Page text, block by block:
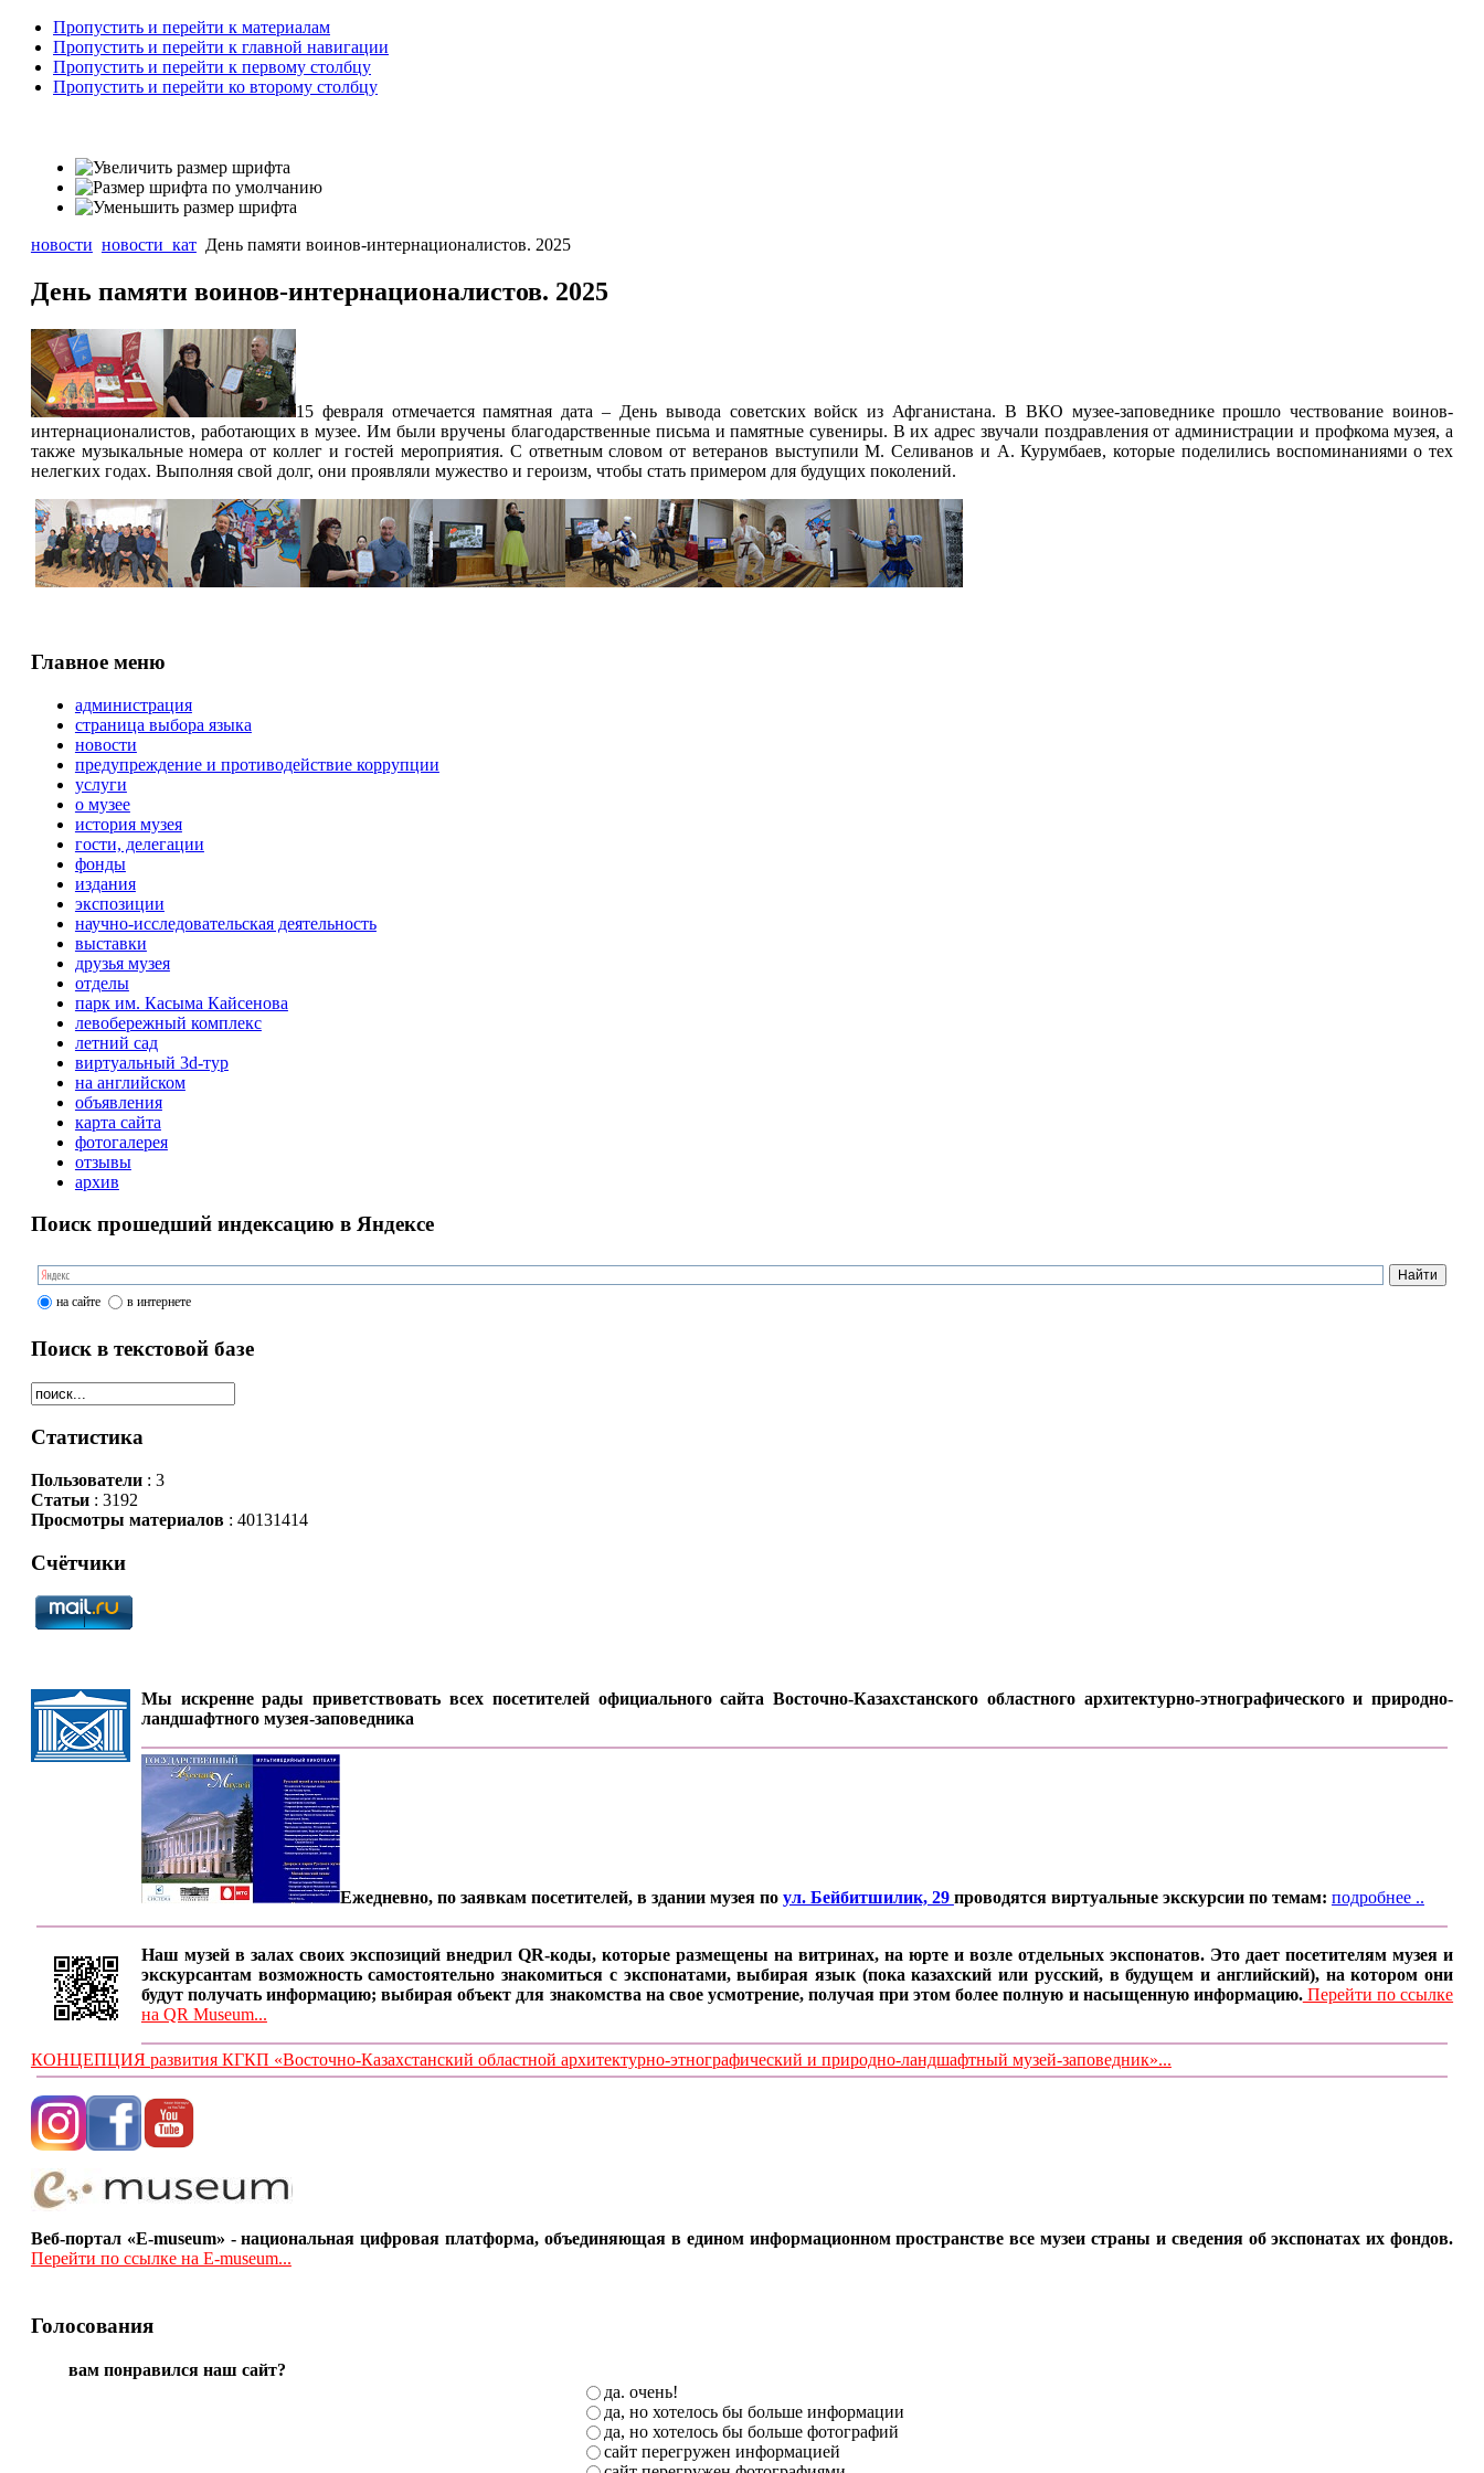
Пропустить и перейти к материалам
Пропустить и перейти к главной навигации
Пропустить и перейти к первому столбцу
Пропустить и перейти ко второму столбцу
новости новости_кат День памяти воинов-интернационалистов. 2025
День памяти воинов-интернационалистов. 2025
15 февраля отмечается памятная дата – День вывода советских войск из Афганистана. В ВКО музее-заповеднике прошло чествование воинов-
интернационалистов, работающих в музее. Им были вручены благодарственные письма и памятные сувениры. В их адрес звучали поздравления от администрации и профкома музея, а
также музыкальные номера от коллег и гостей мероприятия. С ответным словом от ветеранов выступили М. Селиванов и А. Курумбаев, которые поделились воспоминаниями о тех
нелегких годах. Выполняя свой долг, они проявляли мужество и героизм, чтобы стать примером для будущих поколений.
Главное меню
администрация
страница выбора языка
новости
предупреждение и противодействие коррупции
услуги
о музее
история музея
гости, делегации
фонды
издания
экспозиции
научно-исследовательская деятельность
выставки
друзья музея
отделы
парк им. Касыма Кайсенова
левобережный комплекс
летний сад
виртуальный 3d-тур
на английском
объявления
карта сайта
фотогалерея
отзывы
архив
Поиск прошедший индексацию в Яндексе
на сайте в интернете
Поиск в текстовой базе
Статистика
Пользователи: 3
Статьи: 3192
Просмотры материалов: 40131414
Счётчики
Мы искренне рады приветствовать всех посетителей официального сайта Восточно-Казахстанского областного архитектурно-этнографического и природно-
ландшафтного музея-заповедника
Ежедневно, по заявкам посетителей, в здании музея по ул. Бейбитшилик, 29 проводятся виртуальные экскурсии по темам: подробнее ..
Наш музей в залах своих экспозиций внедрил QR-коды, которые размещены на витринах, на юрте и возле отдельных экспонатов. Это дает посетителям музея и
экскурсантам возможность самостоятельно знакомиться с экспонатами, выбирая язык (пока казахский или русский, в будущем и английский), на котором они
будут получать информацию; выбирая объект для знакомства на свое усмотрение, получая при этом более полную и насыщенную информацию.Перейти по ссылке
на QR Museum...
КОНЦЕПЦИЯ развития КГКП «Восточно-Казахстанский областной архитектурно-этнографический и природно-ландшафтный музей-заповедник»...
Веб-портал «E-museum» - национальная цифровая платформа, объединяющая в едином информационном пространстве все музеи страны и сведения об экспонатах их фондов.
Перейти по ссылке на E-museum...
Голосования
вам понравился наш сайт?
да. очень!
да, но хотелось бы больше информации
да, но хотелось бы больше фотографий
сайт перегружен информацией